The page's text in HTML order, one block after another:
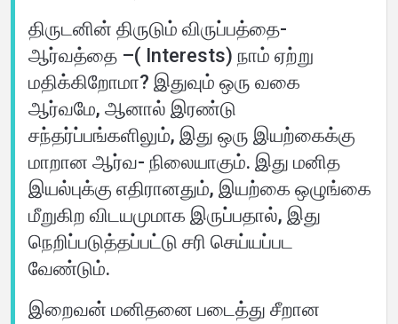
திருடனின் திருடும் விருப்பத்தை-
ஆர்வத்தை –( Interests) நாம் ஏற்று
மதிக்கிறோமா? இதுவும் ஒரு வகை
ஆர்வமே, ஆனால் இரண்டு
சந்தர்ப்பங்களிலும், இது ஒரு இயற்கைக்கு
மாறான ஆர்வ- நிலையாகும். இது மனித
இயல்புக்கு எதிரானதும், இயற்கை ஒழுங்கை
மீறுகிற விடயமுமாக இருப்பதால், இது
நெறிப்படுத்தப்பட்டு சரி செய்யப்பட
வேண்டும்.
இறைவன் மனிதனை படைத்து சீறான